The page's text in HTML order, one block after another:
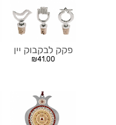
פקק לבקבוק יין
₪41.00